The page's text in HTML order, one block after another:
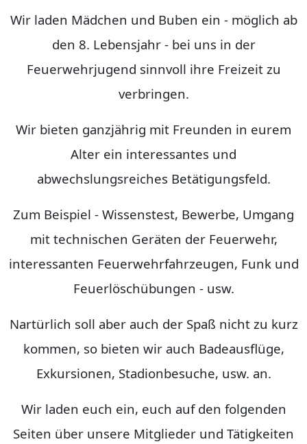
Wir laden Mädchen und Buben ein - möglich ab
den 8. Lebensjahr - bei uns in der
Feuerwehrjugend sinnvoll ihre Freizeit zu
verbringen.
Wir bieten ganzjährig mit Freunden in eurem
Alter ein interessantes und
abwechslungsreiches Betätigungsfeld.
Zum Beispiel - Wissenstest, Bewerbe, Umgang
mit technischen Geräten der Feuerwehr,
interessanten Feuerwehrfahrzeugen, Funk und
Feuerlöschübungen - usw.
Nartürlich soll aber auch der Spaß nicht zu kurz
kommen, so bieten wir auch Badeausflüge,
Exkursionen, Stadionbesuche, usw. an.
Wir laden euch ein, euch auf den folgenden
Seiten über unsere Mitglieder und Tätigkeiten